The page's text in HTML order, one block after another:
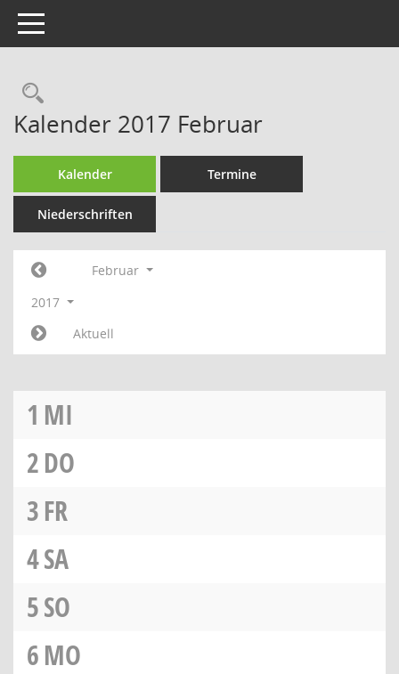
Toggle navigation
Rechercheauswahl
Kalender 2017 Februar
Kalender Termine
Niederschriften
Februar
2017
Aktuell
1 MI
2DO
3FR
4SA
5SO
6MO